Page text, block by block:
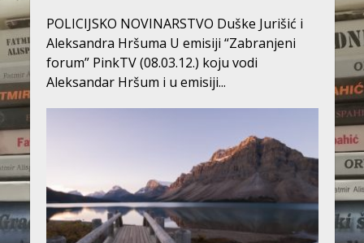
POLICIJSKO NOVINARSTVO Duške Jurišić i
Aleksandra Hršuma U emisiji “Zabranjeni
forum” PinkTV (08.03.12.) koju vodi
Aleksandar Hršum i u emisiji...